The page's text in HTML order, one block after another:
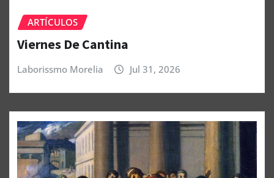
ARTÍCULOS
Viernes De Cantina
Laborissmo Morelia Jul 31, 2026